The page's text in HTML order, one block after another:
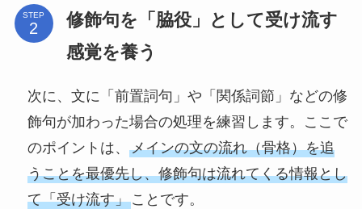
STEP
修飾句を「脇役」として受け流す
感覚を養う
次に、文に「前置詞句」や「関係詞節」などの修
飾句が加わった場合の処理を練習します。ここで
のポイントは、 メインの文の流れ（骨格）を追
うことを最優先し、修飾句は流れてくる情報とし
て「受け流す」ことです。